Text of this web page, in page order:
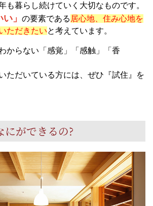
も暮らし続けていく大切なものです。
」 の要素である 居心地、住み心地を
ただきたいと考えています。
からない「感覚」「感触」「香
ただいている方には、ぜひ『試住』を
にができるの?